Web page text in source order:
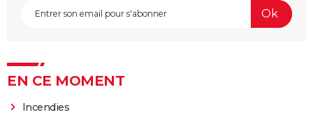
EN CE MOMENT
Incendies